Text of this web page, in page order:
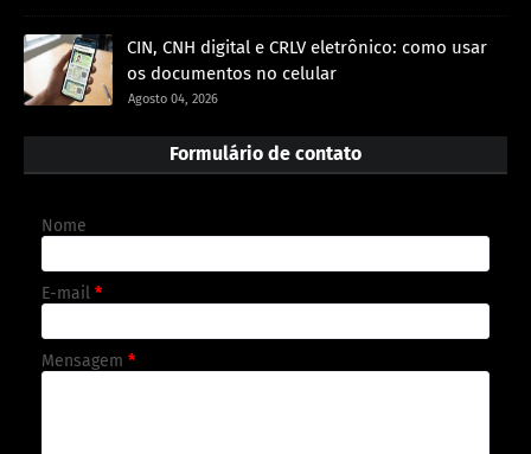
CIN, CNH digital e CRLV eletrônico: como usar
os documentos no celular
Agosto 04, 2026
Formulário de contato
Nome
E-mail *
Mensagem *